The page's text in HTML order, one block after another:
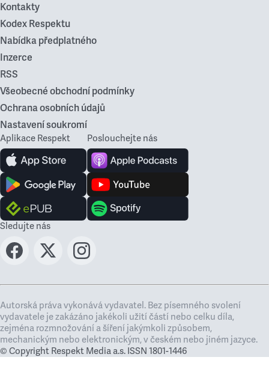
Kontakty
Kodex Respektu
Nabídka předplatného
Inzerce
RSS
Všeobecné obchodní podmínky
Ochrana osobních údajů
Nastavení soukromí
Aplikace Respekt Poslouchejte nás
Sledujte nás
Autorská práva vykonává vydavatel. Bez písemného svolení
vydavatele je zakázáno jakékoli užití částí nebo celku díla,
zejména rozmnožování a šíření jakýmkoli způsobem,
mechanickým nebo elektronickým, v českém nebo jiném jazyce.
© Copyright Respekt Media a.s. ISSN 1801-1446